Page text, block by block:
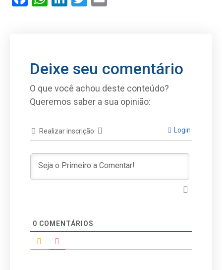
Deixe seu comentário
O que você achou deste conteúdo?
Queremos saber a sua opinião:
Realizar inscrição Login
0 COMENTÁRIOS